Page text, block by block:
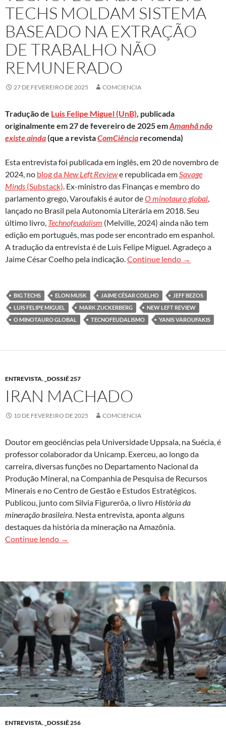
TECHS MOLDAM SISTEMA
BASEADO NA EXTRAÇÃO
DE TRABALHO NÃO
REMUNERADO
27 DE FEVEREIRO DE 2025 COMCIENCIA
Tradução de Luis Felipe Miguel (UnB), publicada
originalmente em 27 de fevereiro de 2025 emAmanhã não
existe ainda(que a revistaComCiência recomenda)
Esta entrevista foi publicada em inglês, em 20 de novembro de
2024, no blog da New Left Reviewe republicada emSavage
Minds (Substack). Ex-ministro das Finanças e membro do
parlamento grego, Varoufakis é autor deO minotauro global,
lançado no Brasil pela Autonomia Literária em 2018. Seu
último livro, Technofeudalism (Melville, 2024) ainda não tem
edição em português, mas pode ser encontrado em espanhol.
A tradução da entrevista é de Luis Felipe Miguel. Agradeço a
Jaime César Coelho pela indicação.Continue lendo Yanis
→
BIG TECHS ELON MUSK JAIME CÉSAR COELHO
JEFF BEZOS
LUIS FELIPE MIGUEL
MARK ZUCKERBERG
NEW LEFT REVIEW
O MINOTAURO GLOBAL
TECNOFEUDALISMO YANIS VAROUFAKIS
ENTREVISTA, _DOSSIÊ 257
IRAN MACHADO
10 DE FEVEREIRO DE 2025 COMCIENCIA
Doutor em geociências pela Universidade Uppsala, na Suécia, é
professor colaborador da Unicamp. Exerceu, ao longo da
carreira, diversas funções no Departamento Nacional da
Produção Mineral, na Companhia de Pesquisa de Recursos
Minerais e no Centro de Gestão e Estudos Estratégicos.
Publicou, junto com Silvia Figurerôa, o livro História da
mineração brasileira. Nesta entrevista, aponta alguns
destaques da história da mineração na Amazônia.
Continue lendo Iran Machado
→
ENTREVISTA, _DOSSIÊ 256